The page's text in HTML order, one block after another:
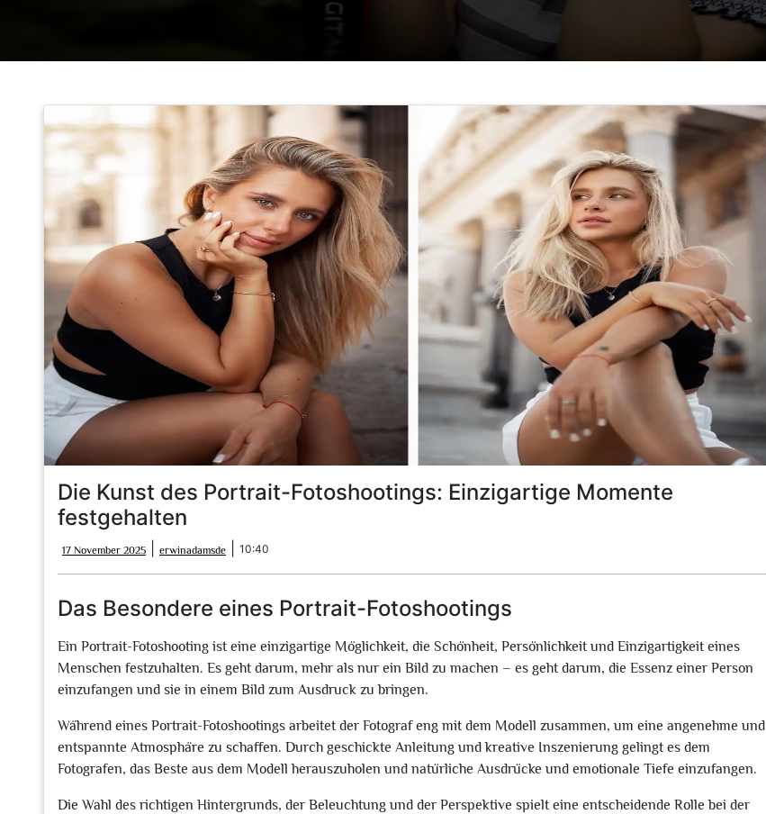
Die Kunst des Portrait-Fotoshootings: Einzigartige Momente
festgehalten
17 November 2025
November
2025
erwinadamsde erwinadamsde
10:40
Das Besondere eines Portrait-Fotoshootings
Ein Portrait-Fotoshooting ist eine einzigartige Möglichkeit, die Schönheit, Persönlichkeit und Einzigartigkeit eines
Menschen festzuhalten. Es geht darum, mehr als nur ein Bild zu machen – es geht darum, die Essenz einer Person
einzufangen und sie in einem Bild zum Ausdruck zu bringen.
Während eines Portrait-Fotoshootings arbeitet der Fotograf eng mit dem Modell zusammen, um eine angenehme und
entspannte Atmosphäre zu schaffen. Durch geschickte Anleitung und kreative Inszenierung gelingt es dem
Fotografen, das Beste aus dem Modell herauszuholen und natürliche Ausdrücke und emotionale Tiefe einzufangen.
Die Wahl des richtigen Hintergrunds, der Beleuchtung und der Perspektive spielt eine entscheidende Rolle bei der